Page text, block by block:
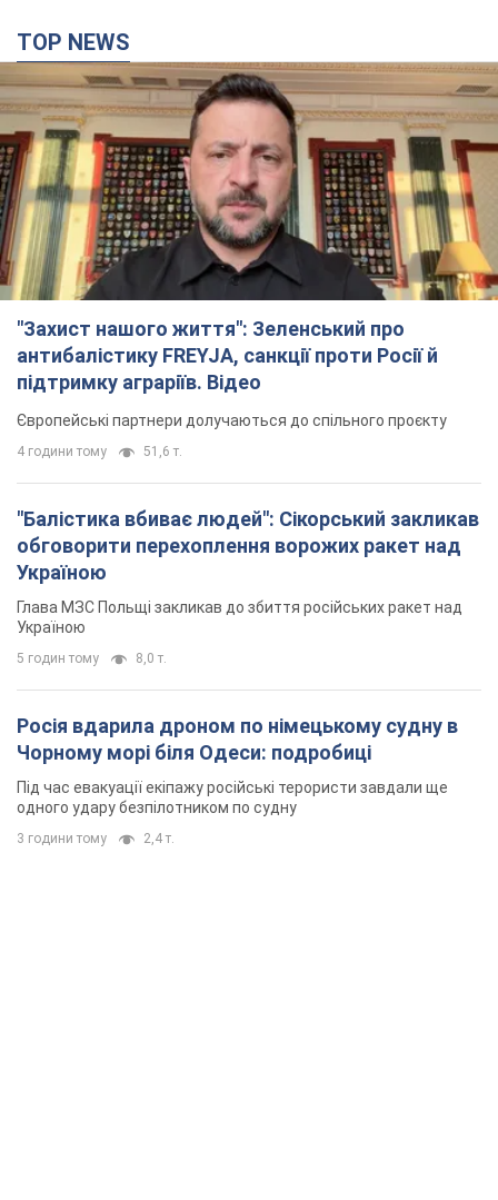
TOP NEWS
"Захист нашого життя": Зеленський про
антибалістику FREYJA, санкції проти Росії й
підтримку аграріїв. Відео
Європейські партнери долучаються до спільного проєкту
4 години тому 51,6 т.
"Балістика вбиває людей": Сікорський закликав
обговорити перехоплення ворожих ракет над
Україною
Глава МЗС Польщі закликав до збиття російських ракет над
Україною
5 годин тому 8,0 т.
Росія вдарила дроном по німецькому судну в
Чорному морі біля Одеси: подробиці
Під час евакуації екіпажу російські терористи завдали ще
одного удару безпілотником по судну
3 години тому 2,4 т.